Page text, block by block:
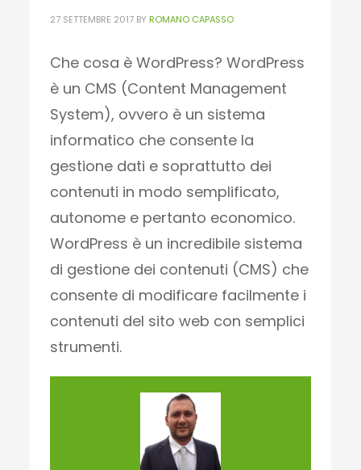
27 SETTEMBRE 2017 BY ROMANO CAPASSO
Che cosa è WordPress? WordPress
è un CMS (Content Management
System), ovvero è un sistema
informatico che consente la
gestione dati e soprattutto dei
contenuti in modo semplificato,
autonome e pertanto economico.
WordPress è un incredibile sistema
di gestione dei contenuti (CMS) che
consente di modificare facilmente i
contenuti del sito web con semplici
strumenti.